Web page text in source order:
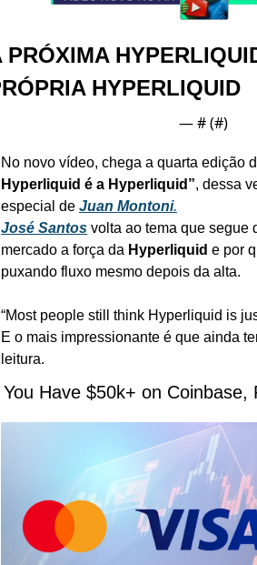
PRÓXIMA
HYPERLIQUID
— # (#)
No novo vídeo, chega a quarta edição
Hyperliquid é a Hyperliquid”, dessa
especial de Juan Montoni.
José Santos volta ao tema que segue
mercado a força da Hyperliquid e por
puxando fluxo mesmo depois da alta.
“Most people still think Hyperliquid is
E o mais impressionante é que ainda
leitura.
Have $50k+ on Coinbase,